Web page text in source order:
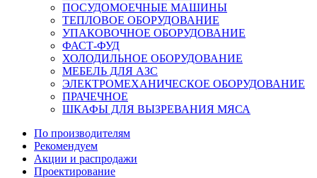
ПОСУДОМОЕЧНЫЕ МАШИНЫ
ТЕПЛОВОЕ ОБОРУДОВАНИЕ
УПАКОВОЧНОЕ ОБОРУДОВАНИЕ
ФАСТ-ФУД
ХОЛОДИЛЬНОЕ ОБОРУДОВАНИЕ
МЕБЕЛЬ ДЛЯ АЗС
ЭЛЕКТРОМЕХАНИЧЕСКОЕ ОБОРУДОВАНИЕ
ПРАЧЕЧНОЕ
ШКАФЫ ДЛЯ ВЫЗРЕВАНИЯ МЯСА
По производителям
Рекомендуем
Акции и распродажи
Проектирование